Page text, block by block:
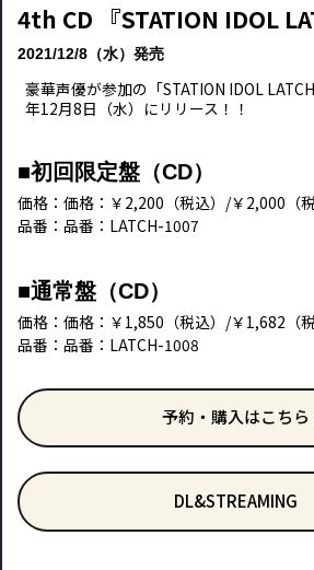
4th CD 『STATION IDOL
2021/12/8（水）発売
豪華声優が参加の「STATION IDOL
年12月8日（水）にリリース！！
■初回限定盤（CD）
価格：価格：￥2,200（税込）/￥2,000（税
品番：品番：LATCH-1007
■通常盤（CD）
価格：価格：￥1,850（税込）/￥1,682（税
品番：品番：LATCH-1008
予約・購入はこちら
DL&STREAMING